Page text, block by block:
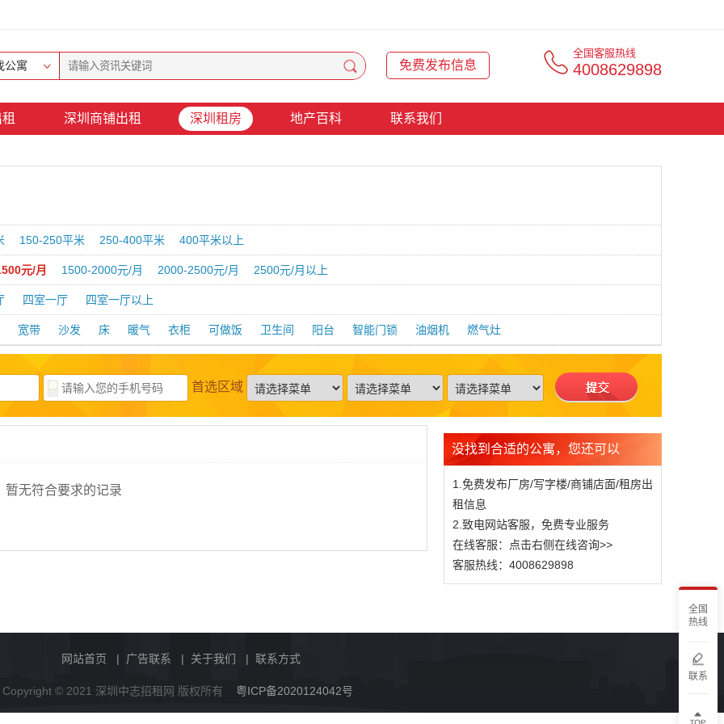
公寓 免费发布信息
全国客服热线
4008629898
深圳商铺出租 深圳租房 地产百科 联系我们
150-250平米 250-400平米 400平米以上
元/月 1500-2000元/月 2000-2500元/月 2500元/月以上
四室一厅 四室一厅以上
宽带 沙发 床 暖气 衣柜 可做饭 卫生间 阳台 智能门锁 油烟机 燃气灶
首选区域
暂无符合要求的记录
没找到合适的公寓，您还可以
1.免费发布厂房/写字楼/商铺店面/租房出
租信息
2.致电网站客服，免费专业服务
在线客服：点击右侧在线咨询>>
客服热线：4008629898
网站首页 | 广告联系 | 关于我们 | 联系方式
Copyright © 2021 深圳中志招租网 版权所有 粤ICP备2020124042号
全国
热线
联系